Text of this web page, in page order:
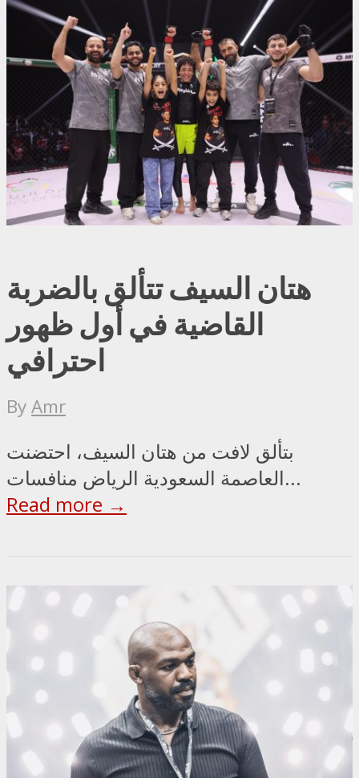
هتان السيف تتألق بالضربة
القاضية في أول ظهور
احترافي
ByAmr
بتألق لافت من هتان السيف، احتضنت
العاصمة السعودية الرياض منافسات...
Read more →